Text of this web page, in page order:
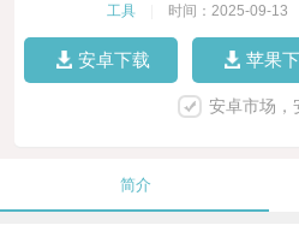
工具 时间：2025-09-13
安卓下载 苹果
安卓市场，
简介